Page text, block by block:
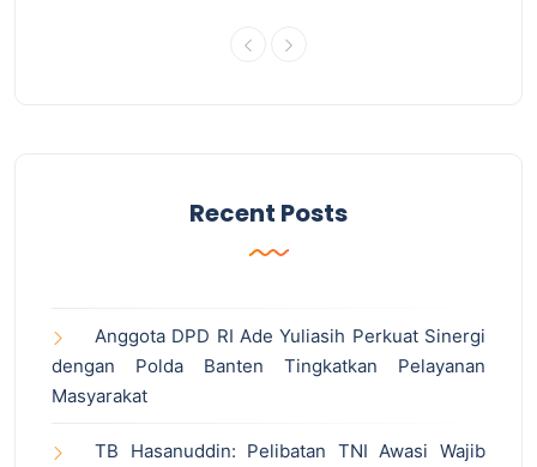
Recent Posts
Anggota DPD RI Ade Yuliasih Perkuat Sinergi
dengan Polda Banten Tingkatkan Pelayanan
Masyarakat
TB Hasanuddin: Pelibatan TNI Awasi Wajib